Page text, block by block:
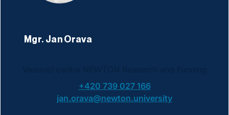
Mgr. Jan Orava
+420 739 027 166
jan.orava@newton.university